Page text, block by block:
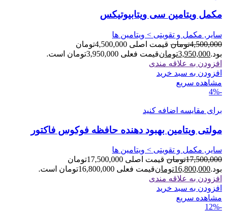
مکمل ویتامین سی ویتابیوتیکس
سایر, مکمل و تقویتی > ویتامین ها
4,500,000تومان
قیمت اصلی 4,500,000تومان
بود.3,950,000تومانقیمت فعلی 3,950,000تومان است.
افزودن به علاقه مندی
افزودن به سبد خرید
مشاهده سریع
-4%
برای مقایسه اضافه کنید
مولتی ویتامین بهبود دهنده حافظه فوکوس فاکتور
سایر, مکمل و تقویتی > ویتامین ها
17,500,000تومان
قیمت اصلی 17,500,000تومان
بود.16,800,000تومانقیمت فعلی 16,800,000تومان است.
افزودن به علاقه مندی
افزودن به سبد خرید
مشاهده سریع
-12%